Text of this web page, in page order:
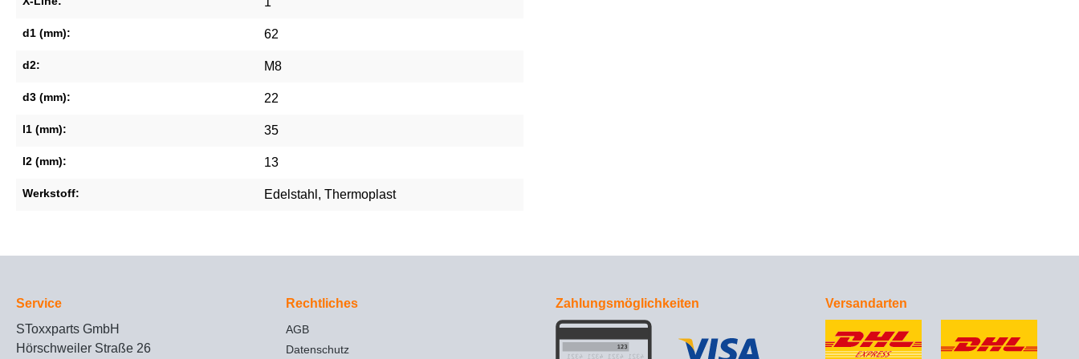
d1 (mm): 62
d2: M8
d3 (mm): 22
l1 (mm): 35
l2 (mm): 13
Werkstoff: Edelstahl , Thermoplast
Service
SToxxparts GmbH
Hörschweiler Straße 26
Rechtliches
AGB
Datenschutz
Zahlungsmöglichkeiten Versandarten